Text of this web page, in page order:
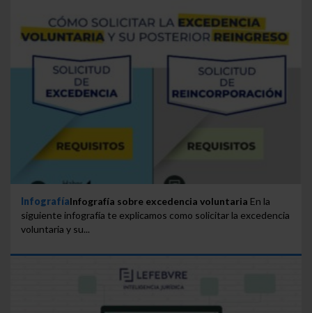
InfografíaInfografía sobre excedencia voluntaria En la
siguiente infografía te explicamos como solicitar la excedencia
voluntaria y su...